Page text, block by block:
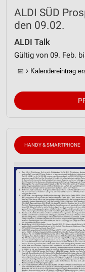
ALDI SÜD
den 09.02.
ALDI Talk
Gültig von 09. Feb.
📅 Kalendereintrag
HANDY & SMARTPHONE